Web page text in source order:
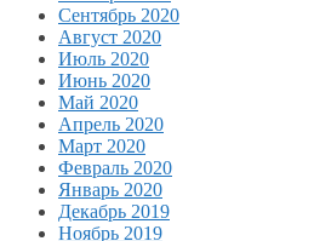
Сентябрь 2020
Август 2020
Июль 2020
Июнь 2020
Май 2020
Апрель 2020
Март 2020
Февраль 2020
Январь 2020
Декабрь 2019
Ноябрь 2019